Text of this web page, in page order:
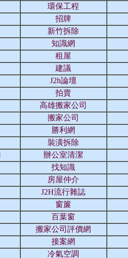
環保工程
招牌
新竹拆除
知識網
租屋
建議
J2h論壇
拍賣
高雄搬家公司
搬家公司
勝利網
裝潢拆除
辦公室清潔
找知識
房屋仲介
J2H流行雜誌
窗簾
百葉窗
搬家公司評價網
接案網
冷氣空調